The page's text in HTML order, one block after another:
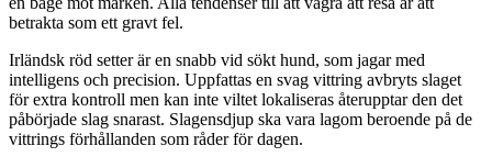
betrakta som ett gravt fel.
Irländsk röd setter är en snabb vid sökt hund, som jagar med
intelligens och precision. Uppfattas en svag vittring avbryts slaget
för extra kontroll men kan inte viltet lokaliseras återupptar den det
påbörjade slag snarast. Slagensdjup ska vara lagom beroende på de
vittrings förhållanden som råder för dagen.